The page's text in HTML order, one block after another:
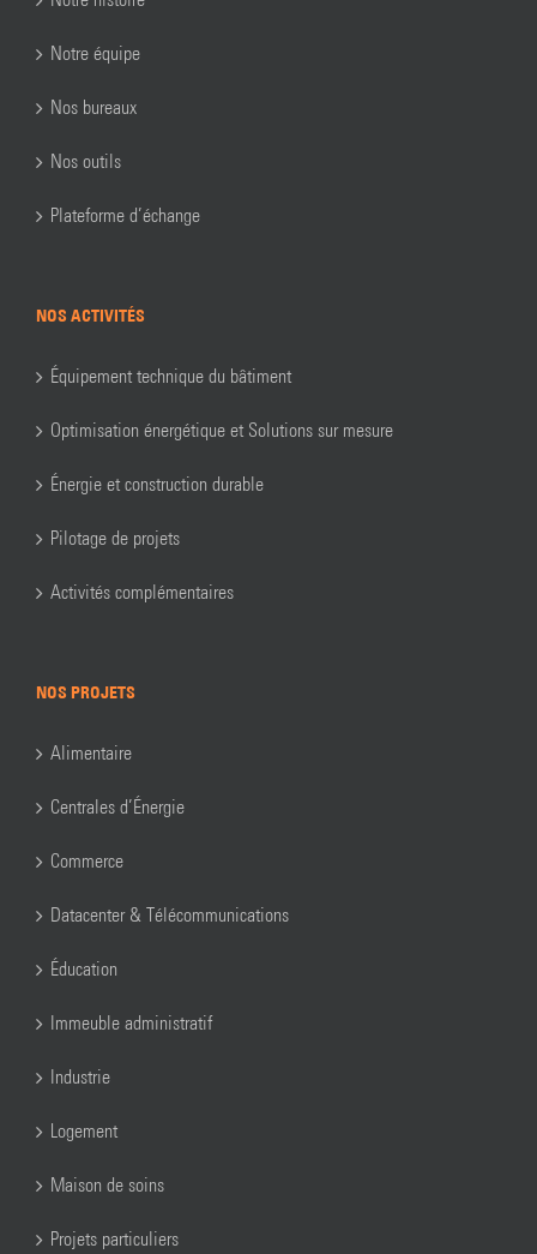
Notre équipe
Nos bureaux
Nos outils
Plateforme d’échange
NOS ACTIVITÉS
Équipement technique du bâtiment
Optimisation énergétique et Solutions sur mesure
Énergie et construction durable
Pilotage de projets
Activités complémentaires
NOS PROJETS
Alimentaire
Centrales d’Énergie
Commerce
Datacenter & Télécommunications
Éducation
Immeuble administratif
Industrie
Logement
Maison de soins
Projets particuliers